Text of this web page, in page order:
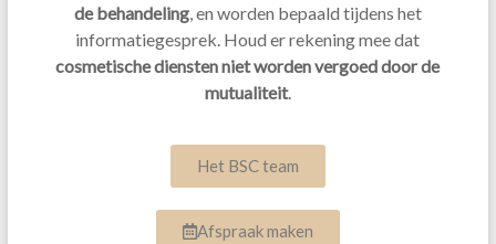
de behandeling, en worden bepaald tijdens het
informatiegesprek. Houd er rekening mee dat
cosmetische diensten niet worden vergoed door de
mutualiteit.
Het BSC team
Afspraak maken